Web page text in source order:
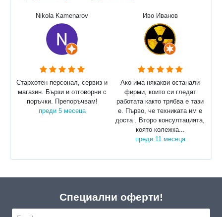
Nikola Kamenarov
Стархотен персонал, сервиз и
магазин. Бързи и отговорни с
поръчки. Препоръчвам!
преди 5 месеца
Иво Иванов
Ако има някакви останали
фирми, които си гледат
работата както трябва е тази
е. Първо, че техниката им е
доста . Второ консултацията,
която колежка...
преди 11 месеца
Специални оферти!